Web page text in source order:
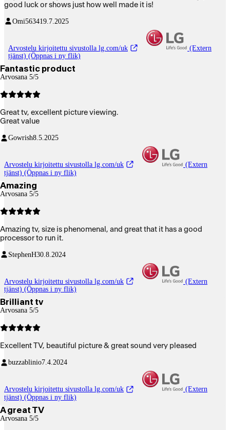
good luck or shows just how well made it is!
Omi563419.7.2025
Arvostelu kirjoitettu sivustolla lg.com/uk
(Extern
tjänst) (Öppnas i ny flik)
Fantastic product
Arvosana 5/5
Great tv, excellent picture viewing.
Great value
Gowrish8.5.2025
Arvostelu kirjoitettu sivustolla lg.com/uk
(Extern
tjänst) (Öppnas i ny flik)
Amazing
Arvosana 5/5
Amazing tv, size is phenomenal, and great that it has a good
processor to run it.
StephenH30.8.2024
Arvostelu kirjoitettu sivustolla lg.com/uk
(Extern
tjänst) (Öppnas i ny flik)
Brilliant tv
Arvosana 5/5
Excellent TV, beautiful picture & great sound very pleased
buzzablinio7.4.2024
Arvostelu kirjoitettu sivustolla lg.com/uk
(Extern
tjänst) (Öppnas i ny flik)
A great TV
Arvosana 5/5